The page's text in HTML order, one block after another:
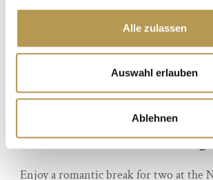
Alle zulassen
Auswahl erlauben
Ablehnen
TIME FOR TWO | 2
Enjoy a romantic break for two at the